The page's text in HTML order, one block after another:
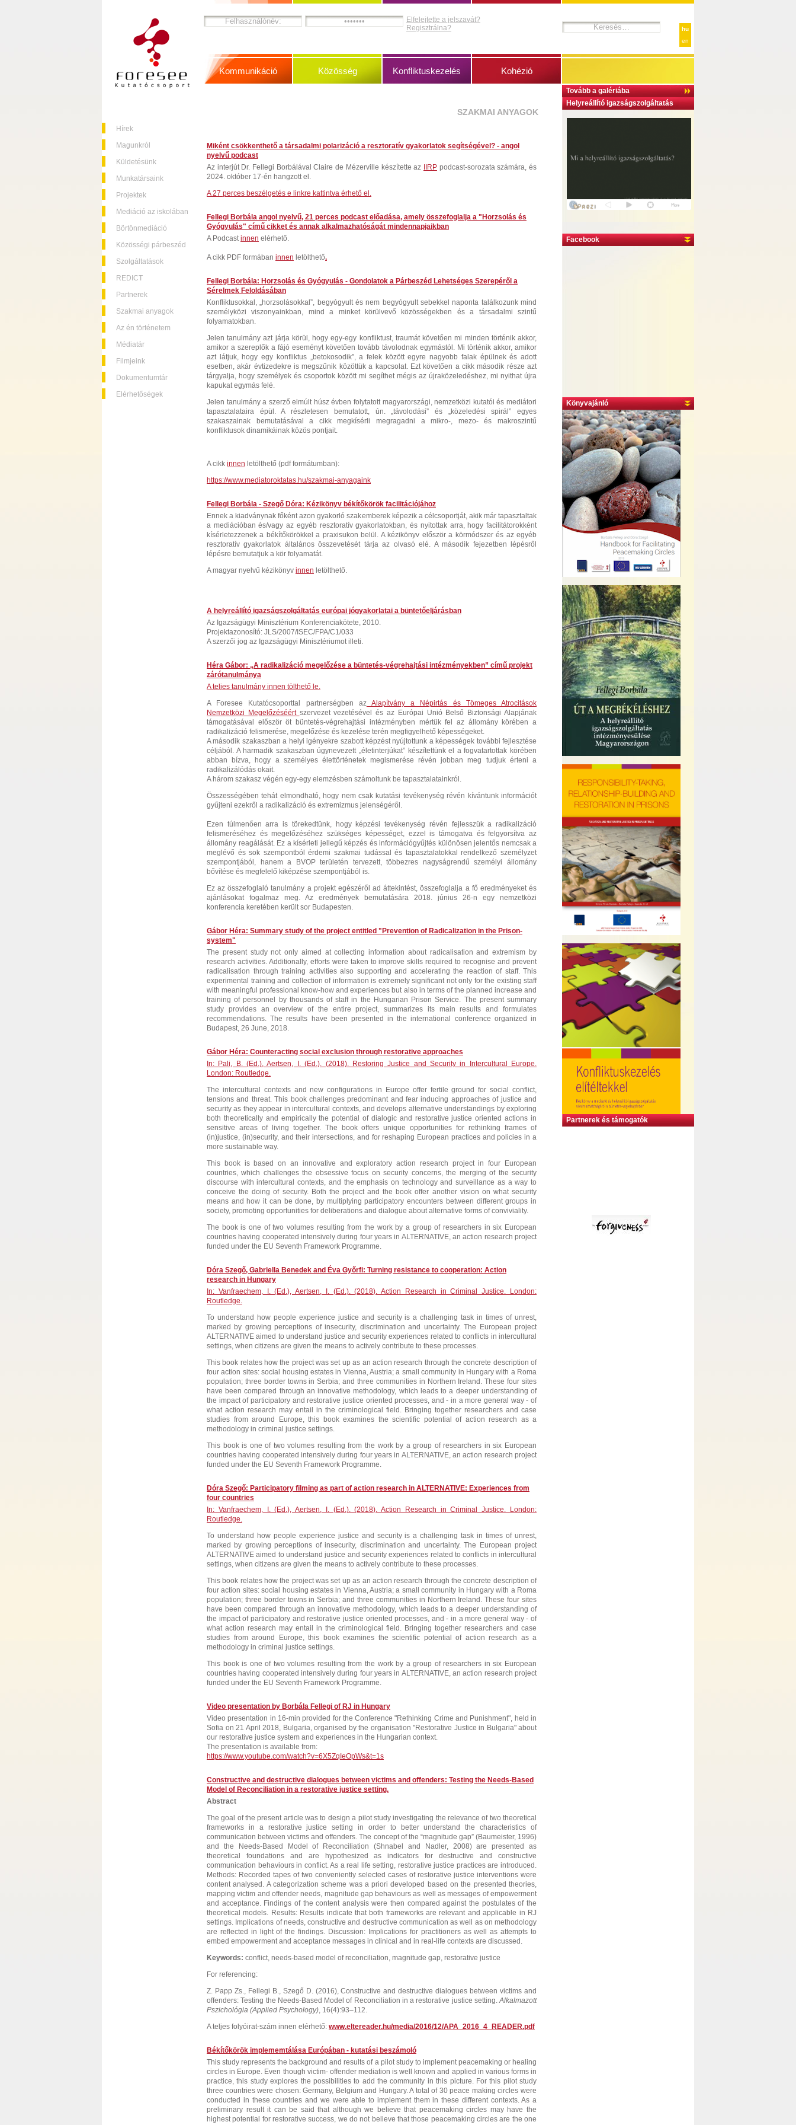
Hírek
Magunkról
Küldetésünk
Munkatársaink
Projektek
Mediáció az iskolában
Börtönmediáció
Közösségi párbeszéd
Szolgáltatások
REDICT
Partnerek
Szakmai anyagok
Az én történetem
Médiatár
Filmjeink
Dokumentumtár
Elérhetőségek
hu
en
Tovább a galériába
Helyreállító igazságszolgáltatás
Facebook
Könyvajánló
Partnerek és támogatók
Elfelejtette a jelszavát?
Regisztrálna?
Kommunikáció Közösség Konfliktuskezelés Kohézió
SZAKMAI ANYAGOK
Miként csökkenthető a társadalmi polarizáció a resztoratív gyakorlatok segítségével? - angol
nyelvű podcast
Az interjút Dr. Fellegi Borbálával Claire de Mézerville készítette az
IIRPpodcast-sorozata számára, és
2024. október 17-én hangzott el.
A 27 perces beszélgetés e linkre kattintva érhető el.
Fellegi Borbála angol nyelvű, 21 perces podcast előadása, amely összefoglalja a "Horzsolás és
Gyógyulás" című cikket és annak alkalmazhatóságát mindennapjaikban
A Podcastinnen elérhető.
A cikk PDF formában innen letölthető.
Fellegi Borbála: Horzsolás és Gyógyulás - Gondolatok a Párbeszéd Lehetséges Szerepéről a
Sérelmek Feloldásában
Konfliktusokkal, „horzsolásokkal”, begyógyult és nem begyógyult sebekkel naponta találkozunk mind
személyközi viszonyainkban, mind a minket körülvevő közösségekben és a társadalmi szintű
folyamatokban.
Jelen tanulmány azt járja körül, hogy egy-egy konfliktust, traumát követően mi minden történik akkor,
amikor a szereplők a fájó eseményt követően tovább távolodnak egymástól. Mi történik akkor, amikor
azt látjuk, hogy egy konfliktus „betokosodik”, a felek között egyre nagyobb falak épülnek és adott
esetben, akár évtizedekre is megszűnik közöttük a kapcsolat. Ezt követően a cikk második része azt
tárgyalja, hogy személyek és csoportok között mi segíthet mégis az újraközeledéshez, mi nyithat újra
kapukat egymás felé.
Jelen tanulmány a szerző elmúlt húsz évben folytatott magyarországi, nemzetközi kutatói és mediátori
tapasztalataira épül. A részletesen bemutatott, ún. „távolodási” és „közeledési spirál” egyes
szakaszainak bemutatásával a cikk megkísérli megragadni a mikro-, mezo- és makroszintű
konfliktusok dinamikáinak közös pontjait.
A cikk innen letölthető (pdf formátumban):
https://www.mediatoroktatas.hu/szakmai-anyagaink
Fellegi Borbála - Szegő Dóra: Kézikönyv békítőkörök facilitációjához
Ennek a kiadványnak főként azon gyakorló szakemberek képezik a célcsoportját, akik már tapasztaltak
a mediációban és/vagy az egyéb resztoratív gyakorlatokban, és nyitottak arra, hogy facilitátorokként
kísérletezzenek a békítőkörökkel a praxisukon belül. A kézikönyv először a körmódszer és az egyéb
resztoratív gyakorlatok általános összevetését tárja az olvasó elé. A második fejezetben lépésről
lépésre bemutatjuk a kör folyamatát.
A magyar nyelvű kézikönyv innen letölthető.
A helyreállító igazságszolgáltatás európai jógyakorlatai a büntetőeljárásban
Az Igazságügyi Minisztérium Konferenciakötete, 2010.
Projektazonosító: JLS/2007/ISEC/FPA/C1/033
A szerzői jog az Igazságügyi Minisztériumot illeti.
Héra Gábor: „A radikalizáció megelőzése a büntetés-végrehajtási intézményekben” című projekt
zárótanulmánya
A teljes tanulmány innen tölthető le.
A Foresee Kutatócsoporttal partnerségben azAlapítvány a Népirtás és Tömeges Atrocitások
Nemzetközi Megelőzéséért szervezet vezetésével és az Európai Unió Belső Biztonsági Alapjának
támogatásával először öt büntetés-végrehajtási intézményben mértük fel az állomány körében a
radikalizáció felismerése, megelőzése és kezelése terén megfigyelhető képességeket.
A második szakaszban a helyi igényekre szabott képzést nyújtottunk a képességek további fejlesztése
céljából. A harmadik szakaszban úgynevezett „életinterjúkat” készítettünk el a fogvatartottak körében
abban bízva, hogy a személyes élettörténetek megismerése révén jobban meg tudjuk érteni a
radikalizálódás okait.
A három szakasz végén egy-egy elemzésben számoltunk be tapasztalatainkról.
Összességében tehát elmondható, hogy nem csak kutatási tevékenység révén kívántunk információt
gyűjteni ezekről a radikalizáció és extremizmus jelenségéről.
Ezen túlmenően arra is törekedtünk, hogy képzési tevékenység révén fejlesszük a radikalizáció
felismeréséhez és megelőzéséhez szükséges képességet, ezzel is támogatva és felgyorsítva az
állomány reagálását. Ez a kísérleti jellegű képzés és információgyűjtés különösen jelentős nemcsak a
meglévő és sok szempontból érdemi szakmai tudással és tapasztalatokkal rendelkező személyzet
szempontjából, hanem a BVOP területén tervezett, többezres nagyságrendű személyi állomány
bővítése és megfelelő kiképzése szempontjából is.
Ez az összefoglaló tanulmány a projekt egészéről ad áttekintést, összefoglalja a fő eredményeket és
ajánlásokat fogalmaz meg. Az eredmények bemutatására 2018. június 26-n egy nemzetközi
konferencia keretében került sor Budapesten.
Gábor Héra: Summary study of the project entitled "Prevention of Radicalization in the Prison-
system"
The present study not only aimed at collecting information about radicalisation and extremism by
research activities. Additionally, efforts were taken to improve skills required to recognise and prevent
radicalisation through training activities also supporting and accelerating the reaction of staff. This
experimental training and collection of information is extremely significant not only for the existing staff
with meaningful professional know-how and experiences but also in terms of the planned increase and
training of personnel by thousands of staff in the Hungarian Prison Service. The present summary
study provides an overview of the entire project, summarizes its main results and formulates
recommendations. The results have been presented in the international conference organized in
Budapest, 26 June, 2018.
Gábor Héra: Counteracting social exclusion through restorative approaches
In: Pali, B. (Ed.), Aertsen, I. (Ed.). (2018). Restoring Justice and Security in Intercultural Europe.
London: Routledge.
The intercultural contexts and new configurations in Europe offer fertile ground for social conflict,
tensions and threat. This book challenges predominant and fear inducing approaches of justice and
security as they appear in intercultural contexts, and develops alternative understandings by exploring
both theoretically and empirically the potential of dialogic and restorative justice oriented actions in
sensitive areas of living together. The book offers unique opportunities for rethinking frames of
(in)justice, (in)security, and their intersections, and for reshaping European practices and policies in a
more sustainable way.
This book is based on an innovative and exploratory action research project in four European
countries, which challenges the obsessive focus on security concerns, the merging of the security
discourse with intercultural contexts, and the emphasis on technology and surveillance as a way to
conceive the doing of security. Both the project and the book offer another vision on what security
means and how it can be done, by multiplying participatory encounters between different groups in
society, promoting opportunities for deliberations and dialogue about alternative forms of conviviality.
The book is one of two volumes resulting from the work by a group of researchers in six European
countries having cooperated intensively during four years in ALTERNATIVE, an action research project
funded under the EU Seventh Framework Programme.
Dóra Szegő, Gabriella Benedek and Éva Győrfi: Turning resistance to cooperation: Action
research in Hungary
In: Vanfraechem, I. (Ed.), Aertsen, I. (Ed.). (2018). Action Research in Criminal Justice. London:
Routledge.
To understand how people experience justice and security is a challenging task in times of unrest,
marked by growing perceptions of insecurity, discrimination and uncertainty. The European project
ALTERNATIVE aimed to understand justice and security experiences related to conflicts in intercultural
settings, when citizens are given the means to actively contribute to these processes.
This book relates how the project was set up as an action research through the concrete description of
four action sites: social housing estates in Vienna, Austria; a small community in Hungary with a Roma
population; three border towns in Serbia; and three communities in Northern Ireland. These four sites
have been compared through an innovative methodology, which leads to a deeper understanding of
the impact of participatory and restorative justice oriented processes, and - in a more general way - of
what action research may entail in the criminological field. Bringing together researchers and case
studies from around Europe, this book examines the scientific potential of action research as a
methodology in criminal justice settings.
This book is one of two volumes resulting from the work by a group of researchers in six European
countries having cooperated intensively during four years in ALTERNATIVE, an action research project
funded under the EU Seventh Framework Programme.
Dóra Szegő: Participatory filming as part of action research in ALTERNATIVE: Experiences from
four countries
In: Vanfraechem, I. (Ed.), Aertsen, I. (Ed.). (2018). Action Research in Criminal Justice. London:
Routledge.
To understand how people experience justice and security is a challenging task in times of unrest,
marked by growing perceptions of insecurity, discrimination and uncertainty. The European project
ALTERNATIVE aimed to understand justice and security experiences related to conflicts in intercultural
settings, when citizens are given the means to actively contribute to these processes.
This book relates how the project was set up as an action research through the concrete description of
four action sites: social housing estates in Vienna, Austria; a small community in Hungary with a Roma
population; three border towns in Serbia; and three communities in Northern Ireland. These four sites
have been compared through an innovative methodology, which leads to a deeper understanding of
the impact of participatory and restorative justice oriented processes, and - in a more general way - of
what action research may entail in the criminological field. Bringing together researchers and case
studies from around Europe, this book examines the scientific potential of action research as a
methodology in criminal justice settings.
This book is one of two volumes resulting from the work by a group of researchers in six European
countries having cooperated intensively during four years in ALTERNATIVE, an action research project
funded under the EU Seventh Framework Programme.
Video presentation by Borbála Fellegi of RJ in Hungary
Video presentation in 16-min provided for the Conference "Rethinking Crime and Punishment", held in
Sofia on 21 April 2018, Bulgaria, organised by the organisation "Restorative Justice in Bulgaria" about
our restorative justice system and experiences in the Hungarian context.
The presentation is available from:
https://www.youtube.com/watch?v=6X5ZqIeOpWs&t=1s
Constructive and destructive dialogues between victims and offenders: Testing the Needs-Based
Model of Reconciliation in a restorative justice setting.
Abstract
The goal of the present article was to design a pilot study investigating the relevance of two theoretical
frameworks in a restorative justice setting in order to better understand the characteristics of
communication between victims and offenders. The concept of the “magnitude gap” (Baumeister, 1996)
and the Needs-Based Model of Reconciliation (Shnabel and Nadler, 2008) are presented as
theoretical foundations and are hypothesized as indicators for destructive and constructive
communication behaviours in conflict. As a real life setting, restorative justice practices are introduced.
Methods: Recorded tapes of two conveniently selected cases of restorative justice interventions were
content analysed. A categorization scheme was a priori developed based on the presented theories,
mapping victim and offender needs, magnitude gap behaviours as well as messages of empowerment
and acceptance. Findings of the content analysis were then compared against the postulates of the
theoretical models. Results: Results indicate that both frameworks are relevant and applicable in RJ
settings. Implications of needs, constructive and destructive communication as well as on methodology
are reflected in light of the findings. Discussion: Implications for practitioners as well as attempts to
embed empowerment and acceptance messages in clinical and in real-life contexts are discussed.
Keywords: conflict, needs-based model of reconciliation, magnitude gap, restorative justice
For referencing:
Z. Papp Zs., Fellegi B., Szegő D. (2016), Constructive and destructive dialogues between victims and
offenders: Testing the Needs-Based Model of Reconciliation in a restorative justice setting.Alkalmazott
Pszichológia (Applied Psychology), 16(4):93–112.
A teljes folyóirat-szám innen elérhető: www.eltereader.hu/media/2016/12/APA_2016_4_READER.pdf
Békítőkörök implememtálása Európában - kutatási beszámoló
This study represents the background and results of a pilot study to implement peacemaking or healing
circles in Europe. Even though victim- offender mediation is well known and applied in various forms in
practice, this study explores the possibilities to add the community in this picture. For this pilot study
three countries were chosen: Germany, Belgium and Hungary. A total of 30 peace making circles were
conducted in these countries and we were able to implement them in these different contexts. As a
preliminary result it can be said that although we believe that peacemaking circles may have the
highest potential for restorative success, we do not believe that those peacemaking circles are the one